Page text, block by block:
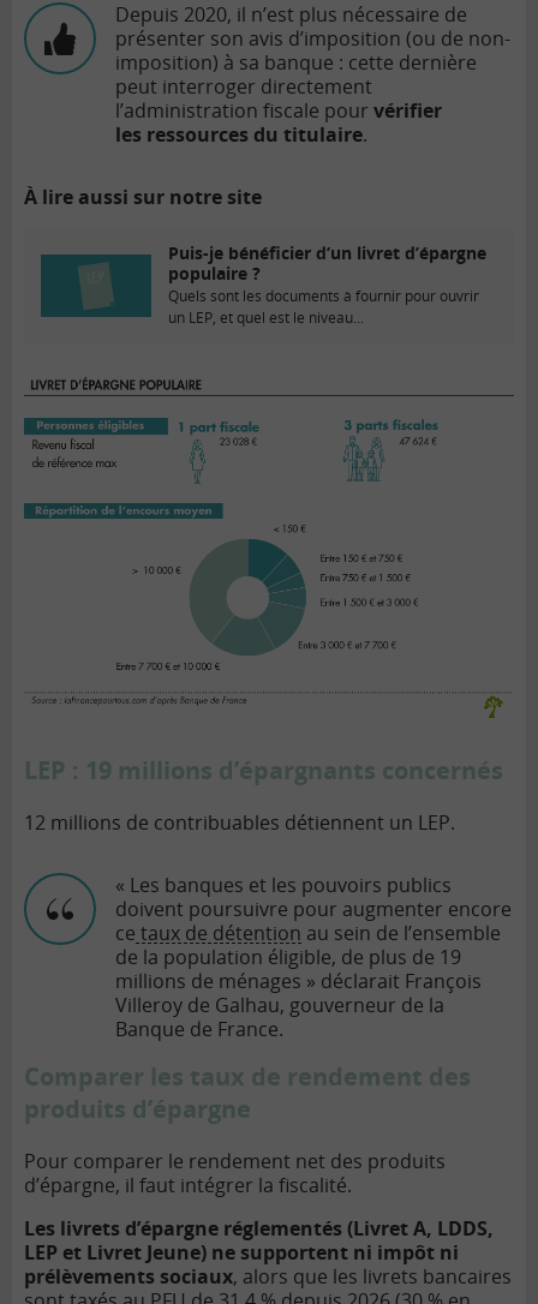
Depuis 2020, il n’est plus nécessaire de
présenter son avis d’imposition (ou de non-
imposition) à sa banque : cette dernière
peut interroger directement
l’administration fiscale pour vérifier
les ressources du titulaire.
À lire aussi sur notre site
Puis-je bénéficier d’un livret d’épargne
populaire ?
Quels sont les documents à fournir pour ouvrir
un LEP, et quel est le niveau...
LEP : 19 millions d’épargnants concernés
12 millions de contribuables détiennent un LEP.
« Les banques et les pouvoirs publics
doivent poursuivre pour augmenter encore
ce taux de détention au sein de l’ensemble
de la population éligible, de plus de 19
millions de ménages » déclarait François
Villeroy de Galhau, gouverneur de la
Banque de France.
Comparer les taux de rendement des
produits d’épargne
Pour comparer le rendement net des produits
d’épargne, il faut intégrer la fiscalité.
Les livrets d’épargne réglementés (Livret A, LDDS,
LEP et Livret Jeune) ne supportent ni impôt ni
prélèvements sociaux, alors que les livrets bancaires